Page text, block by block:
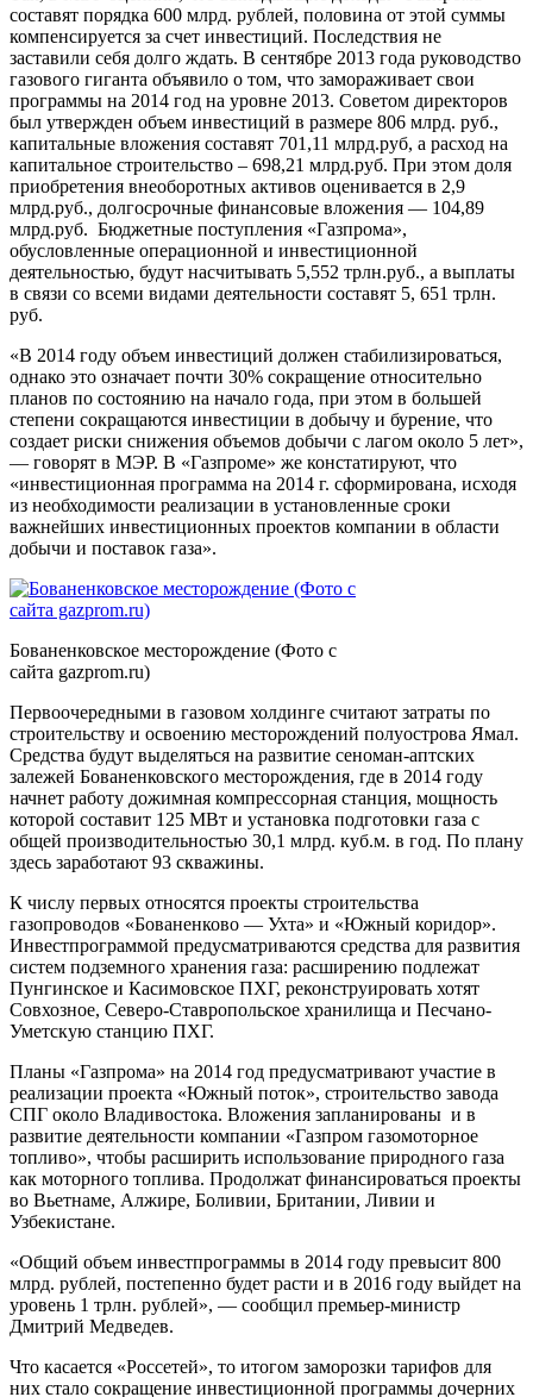
составят порядка 600 млрд. рублей, половина от этой суммы
компенсируется за счет инвестиций. Последствия не
заставили себя долго ждать. В сентябре 2013 года руководство
газового гиганта объявило о том, что замораживает свои
программы на 2014 год на уровне 2013. Советом директоров
был утвержден объем инвестиций в размере 806 млрд. руб.,
капитальные вложения составят 701,11 млрд.руб, а расход на
капитальное строительство – 698,21 млрд.руб. При этом доля
приобретения внеоборотных активов оценивается в 2,9
млрд.руб., долгосрочные финансовые вложения — 104,89
млрд.руб. Бюджетные поступления «Газпрома»,
обусловленные операционной и инвестиционной
деятельностью, будут насчитывать 5,552 трлн.руб., а выплаты
в связи со всеми видами деятельности составят 5, 651 трлн.
руб.
«В 2014 году объем инвестиций должен стабилизироваться,
однако это означает почти 30% сокращение относительно
планов по состоянию на начало года, при этом в большей
степени сокращаются инвестиции в добычу и бурение, что
создает риски снижения объемов добычи с лагом около 5 лет»,
— говорят в МЭР. В «Газпроме» же констатируют, что
«инвестиционная программа на 2014 г. сформирована, исходя
из необходимости реализации в установленные сроки
важнейших инвестиционных проектов компании в области
добычи и поставок газа».
Бованенковское месторождение (Фото с
сайта gazprom.ru)
Первоочередными в газовом холдинге считают затраты по
строительству и освоению месторождений полуострова Ямал.
Средства будут выделяться на развитие сеноман-аптских
залежей Бованенковского месторождения, где в 2014 году
начнет работу дожимная компрессорная станция, мощность
которой составит 125 МВт и установка подготовки газа с
общей производительностью 30,1 млрд. куб.м. в год. По плану
здесь заработают 93 скважины.
К числу первых относятся проекты строительства
газопроводов «Бованенково — Ухта» и «Южный коридор».
Инвестпрограммой предусматриваются средства для развития
систем подземного хранения газа: расширению подлежат
Пунгинское и Касимовское ПХГ, реконструировать хотят
Совхозное, Северо-Ставропольское хранилища и Песчано-
Уметскую станцию ПХГ.
Планы «Газпрома» на 2014 год предусматривают участие в
реализации проекта «Южный поток», строительство завода
СПГ около Владивостока. Вложения запланированы и в
развитие деятельности компании «Газпром газомоторное
топливо», чтобы расширить использование природного газа
как моторного топлива. Продолжат финансироваться проекты
во Вьетнаме, Алжире, Боливии, Британии, Ливии и
Узбекистане.
«Общий объем инвестпрограммы в 2014 году превысит 800
млрд. рублей, постепенно будет расти и в 2016 году выйдет на
уровень 1 трлн. рублей», — сообщил премьер-министр
Дмитрий Медведев.
Что касается «Россетей», то итогом заморозки тарифов для
них стало сокращение инвестиционной программы дочерних